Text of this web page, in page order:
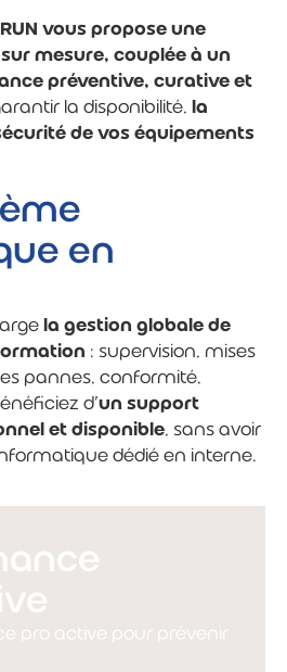
vous propose une
mesure, couplée à un
préventive, curative et
la disponibilité, la
de vos équipements
en
la gestion globale de
: supervision, mises
pannes, conformité,
d’un support
et disponible, sans avoir
dédié en interne.
pro active pour prévenir